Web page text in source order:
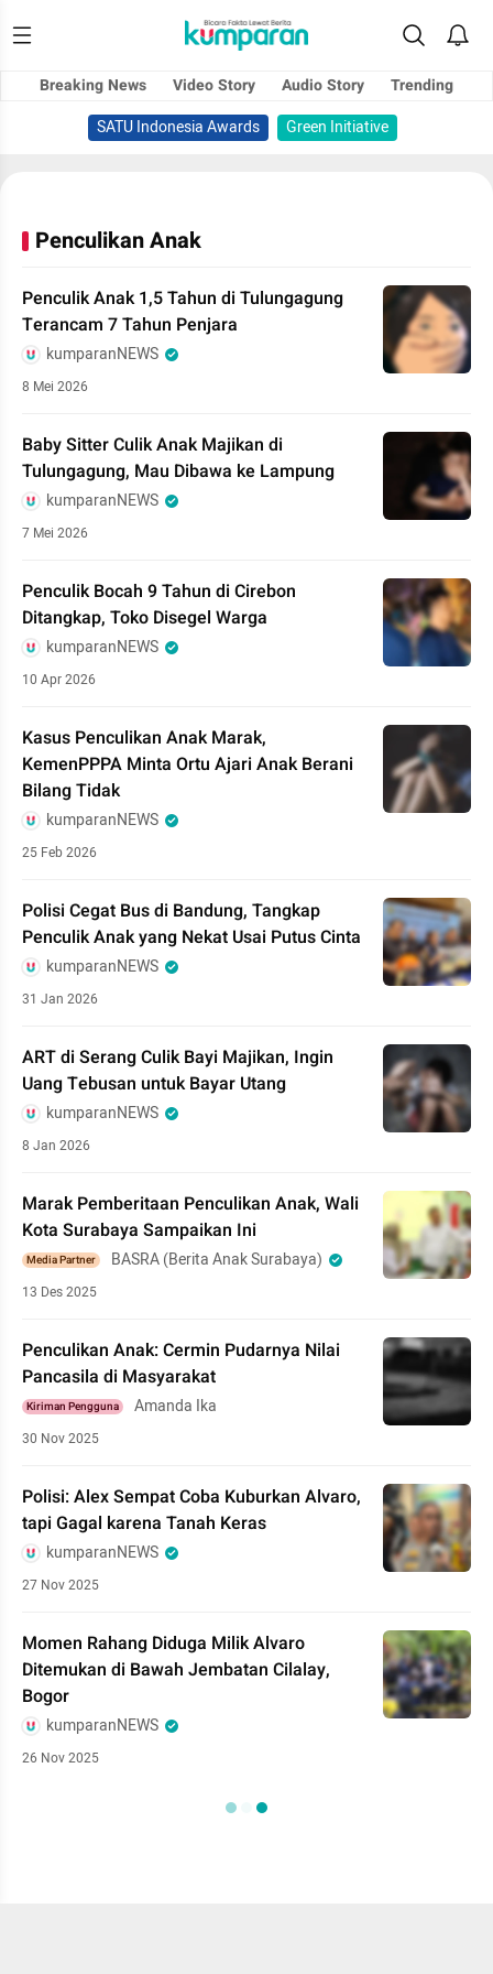
Breaking News Video Story Audio Story
Trending
SATU Indonesia Awards
Green Initiative
Penculikan Anak
Penculik Anak 1,5 Tahun di Tulungagung
Terancam 7 Tahun Penjara
kumparanNEWS
8 Mei 2026
Baby Sitter Culik Anak Majikan di
Tulungagung, Mau Dibawa ke Lampung
kumparanNEWS
7 Mei 2026
Penculik Bocah 9 Tahun di Cirebon
Ditangkap, Toko Disegel Warga
kumparanNEWS
10 Apr 2026
Kasus Penculikan Anak Marak,
KemenPPPA Minta Ortu Ajari Anak Berani
Bilang Tidak
kumparanNEWS
25 Feb 2026
Polisi Cegat Bus di Bandung, Tangkap
Penculik Anak yang Nekat Usai Putus Cinta
kumparanNEWS
31 Jan 2026
ART di Serang Culik Bayi Majikan, Ingin
Uang Tebusan untuk Bayar Utang
kumparanNEWS
8 Jan 2026
Marak Pemberitaan Penculikan Anak, Wali
Kota Surabaya Sampaikan Ini
Media Partner BASRA (Berita Anak Surabaya)
13 Des 2025
Penculikan Anak: Cermin Pudarnya Nilai
Pancasila di Masyarakat
Kiriman Pengguna Amanda Ika
30 Nov 2025
Polisi: Alex Sempat Coba Kuburkan Alvaro,
tapi Gagal karena Tanah Keras
kumparanNEWS
27 Nov 2025
Momen Rahang Diduga Milik Alvaro
Ditemukan di Bawah Jembatan Cilalay,
Bogor
kumparanNEWS
26 Nov 2025